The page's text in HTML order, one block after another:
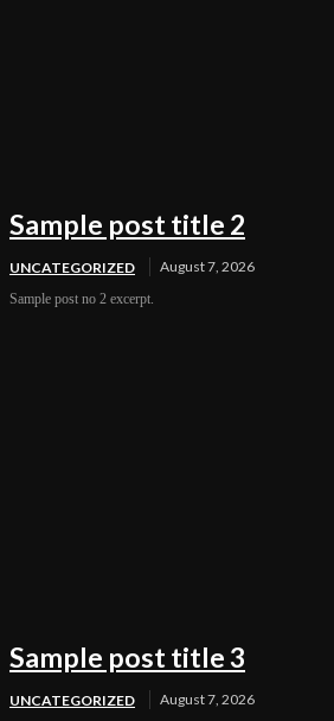
Sample post title 2
UNCATEGORIZED August 7, 2026
Sample post no 2 excerpt.
Sample post title 3
UNCATEGORIZED August 7, 2026